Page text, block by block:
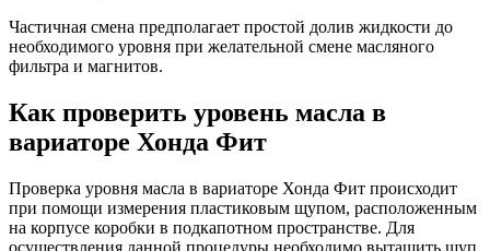
Частичная смена предполагает простой долив жидкости до
необходимого уровня при желательной смене масляного
фильтра и магнитов.
Как проверить уровень масла в
вариаторе Хонда Фит
Проверка уровня масла в вариаторе Хонда Фит происходит
при помощи измерения пластиковым щупом, расположенным
на корпусе коробки в подкапотном пространстве. Для
осуществления данной процедуры необходимо вытащить щуп